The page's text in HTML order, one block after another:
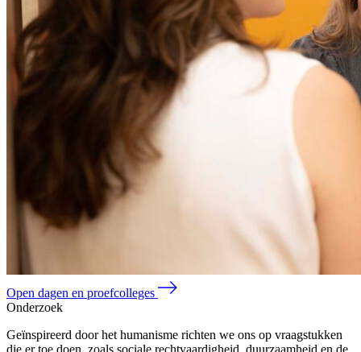
Open dagen en proefcolleges
Onderzoek
Geïnspireerd door het humanisme richten we ons op vraagstukken
die er toe doen, zoals sociale rechtvaardigheid, duurzaamheid en de